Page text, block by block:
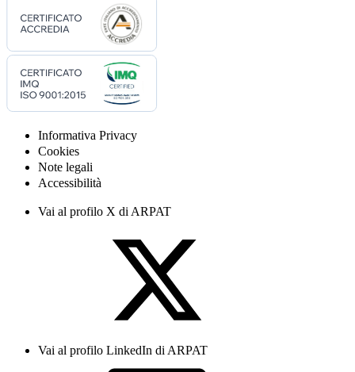
Informativa Privacy
Cookies
Note legali
Accessibilità
Vai al profilo X di ARPAT
Vai al profilo LinkedIn di ARPAT